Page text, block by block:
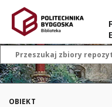
OBIEKT